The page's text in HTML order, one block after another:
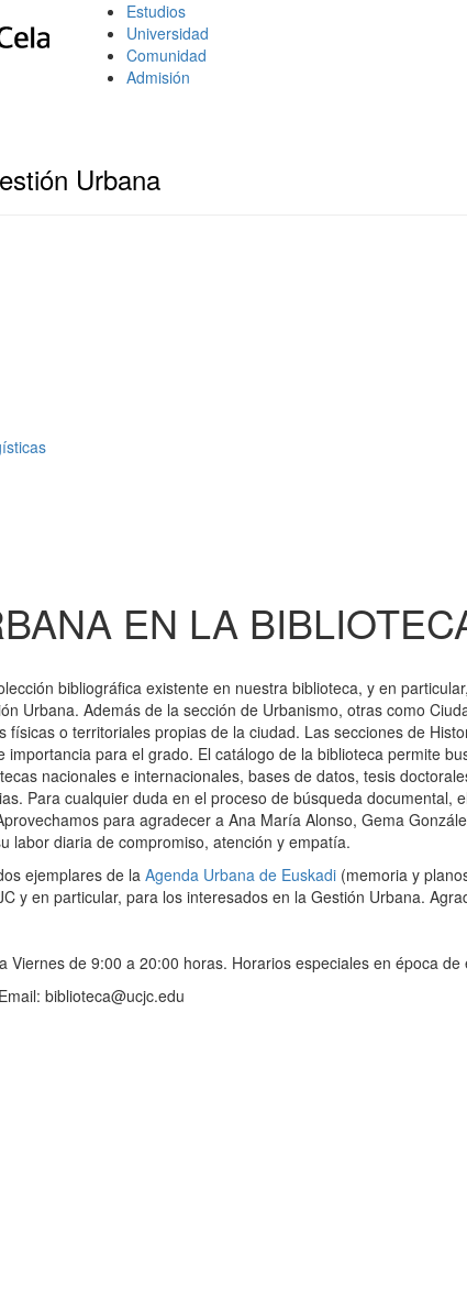
Estudios
Universidad
Comunidad
Admisión
Urbana
EN LA
bibliográfica existente en nuestra biblioteca, y en
Urbana. Además de la sección de Urbanismo, otras como
físicas o territoriales propias de la ciudad. Las secciones de
para el grado. El catálogo de la biblioteca permite
nacionales e internacionales, bases de datos, tesis
Para cualquier duda en el proceso de búsqueda documental,
para agradecer a Ana María Alonso, Gema
labor diaria de compromiso, atención y empatía.
ejemplares de la Agenda Urbana de Euskadi (memoria y
y en particular, para los interesados en la Gestión Urbana.
Viernes de 9:00 a 20:00 horas. Horarios especiales en época de
biblioteca@ucjc.edu